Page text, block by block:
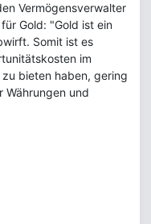
Vermögensverwalter
Gold: "Gold ist ein
Somit ist es
im
bieten haben, gering
Währungen und